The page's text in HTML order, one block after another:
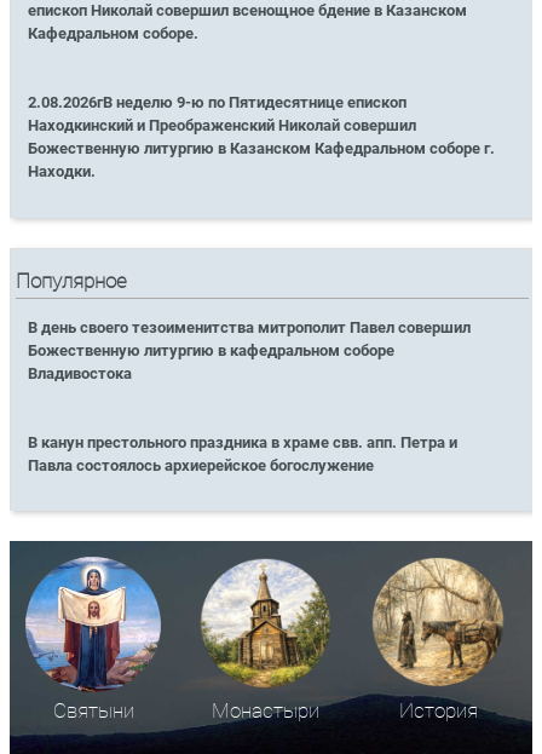
епископ Николай совершил всенощное бдение в Казанском
Кафедральном соборе.
2.08.2026гВ неделю 9-ю по Пятидесятнице епископ
Находкинский и Преображенский Николай совершил
Божественную литургию в Казанском Кафедральном соборе г.
Находки.
Популярное
В день своего тезоименитства митрополит Павел совершил
Божественную литургию в кафедральном соборе
Владивостока
В канун престольного праздника в храме свв. апп. Петра и
Павла состоялось архиерейское богослужение
Святыни Монастыри История